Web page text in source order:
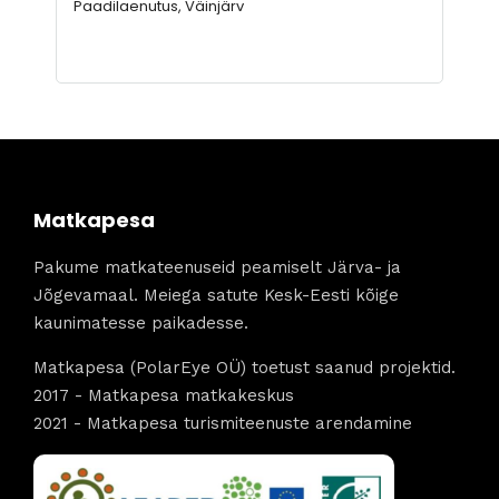
Paadilaenutus, Väinjärv
Matkapesa
Pakume matkateenuseid peamiselt Järva- ja
Jõgevamaal. Meiega satute Kesk-Eesti kõige
kaunimatesse paikadesse.
Matkapesa (PolarEye OÜ) toetust saanud projektid.
2017 - Matkapesa matkakeskus
2021 - Matkapesa turismiteenuste arendamine